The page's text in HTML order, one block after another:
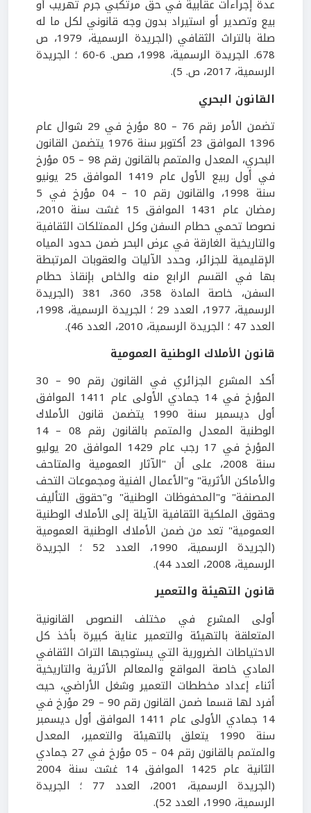
عدة إجراءات عقابية في حق مرتكبي جرم تهريب أو
بيع وتصدير أو استيراد بدون وجه قانوني لكل ما له
صلة بالتراث الثقافي (الجريدة الرسمية، 1979، ص
678. الجريدة الرسمية، 1998، صص. 6-60 ؛ الجريدة
الرسمية، 2017، ص. 5).
القانون البحري
تضمن الأمر رقم 76 – 80 مؤرخ في 29 شوال عام
1396 الموافق 23 أكتوبر سنة 1976 يتضمن القانون
البحري، المعدل والمتمم بالقانون رقم 98 – 05 مؤرخ
في أول ربيع الأول عام 1419 الموافق 25 يونيو
سنة 1998، والقانون رقم 10 – 04 مؤرخ في 5
رمضان عام 1431 الموافق 15 غشت سنة 2010،
نصوصا تحمي حطام السفن وكل الممتلكات الثقافية
والتاريخية الغارقة في عرض البحر ضمن حدود المياه
الإقليمية للجزائر، وحدد الآليات والعقوبات المرتبطة
بها في القسم الرابع منه والخاص بإنقاذ حطام
السفن، خاصة المادة 358، 360، 381 (الجريدة
الرسمية، 1977، العدد 29 ؛ الجريدة الرسمية، 1998،
العدد 47 ؛ الجريدة الرسمية، 2010، العدد 46).
قانون الأملاك الوطنية العمومية
أكد المشرع الجزائري في القانون رقم 90 – 30
المؤرخ في 14 جمادي الأولى عام 1411 الموافق
أول ديسمبر سنة 1990 يتضمن قانون الأملاك
الوطنية المعدل والمتمم بالقانون رقم 08 – 14
المؤرخ في 17 رجب عام 1429 الموافق 20 يوليو
سنة 2008، على أن "الآثار العمومية والمتاحف
والأماكن الأثرية" و"الأعمال الفنية ومجموعات التحف
المصنفة" و"المحفوظات الوطنية" و"حقوق التأليف
وحقوق الملكية الثقافية الآيلة إلى الأملاك الوطنية
العمومية" تعد من ضمن الأملاك الوطنية العمومية
(الجريدة الرسمية، 1990، العدد 52 ؛ الجريدة
الرسمية، 2008، العدد 44).
قانون التهيئة والتعمير
أولى المشرع في مختلف النصوص القانونية
المتعلقة بالتهيئة والتعمير عناية كبيرة بأخذ كل
الاحتياطات الضرورية التي يستوجبها التراث الثقافي
المادي خاصة المواقع والمعالم الأثرية والتاريخية
أثناء إعداد مخططات التعمير وشغل الأراضي، حيث
أفرد لها قسما ضمن القانون رقم 90 – 29 مؤرخ في
14 جمادي الأولى عام 1411 الموافق أول ديسمبر
سنة 1990 يتعلق بالتهيئة والتعمير، المعدل
والمتمم بالقانون رقم 04 – 05 مؤرخ في 27 جمادي
الثانية عام 1425 الموافق 14 غشت سنة 2004
(الجريدة الرسمية، 2001، العدد 77 ؛ الجريدة
الرسمية، 1990، العدد 52).